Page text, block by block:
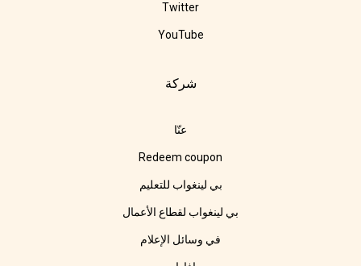
Twitter
YouTube
شركة
عنّا
Redeem coupon
بي لينغواب للتعليم
بي لينغواب لقطاع الأعمال
في وسائل الإعلام